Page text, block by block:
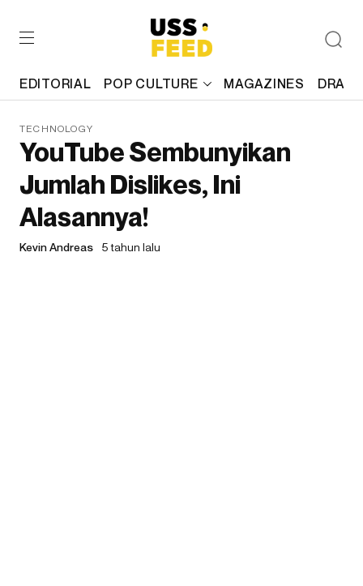
EDITORIAL POP CULTURE MAGAZINES
TECHNOLOGY
YouTube Sembunyikan
Jumlah Dislikes, Ini
Alasannya!
Kevin Andreas 5 tahun lalu